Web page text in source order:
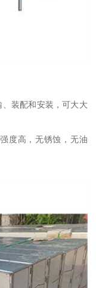
装配和安装，可大大
度高，无锈蚀，无油